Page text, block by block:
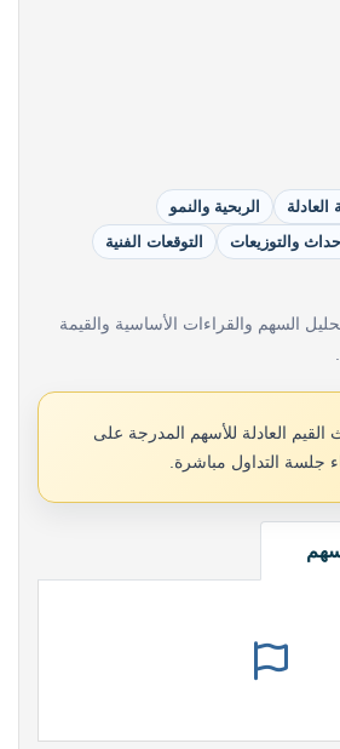
العادلة
الربحية والنمو
والتوزيعات
التوقعات الفنية
السهم والقراءات الأساسية والقيمة
القيم العادلة للأسهم المدرجة على
جلسة التداول مباشرة.